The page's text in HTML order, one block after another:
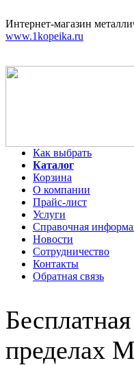
Интернет-магазин
www.1kopeika.ru
Как выбрать
Каталог
Корзина
О компании
Прайс-лист
Услуги
Справочная
Новости
Сотрудничество
Контакты
Обратная связь
пределах